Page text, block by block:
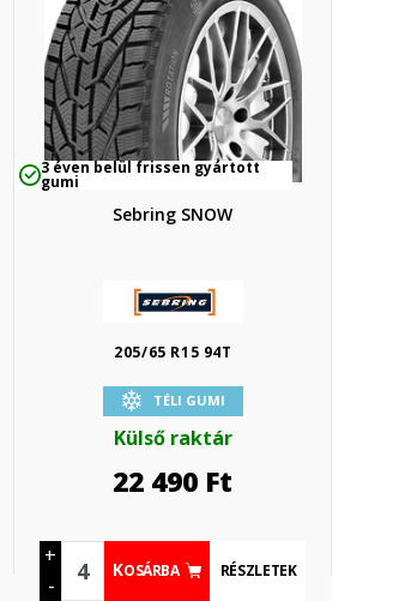
3 éven belül frissen gyártott
gumi
Sebring SNOW
205/65 R15 94T
TÉLI GUMI
Külső raktár
22 490 Ft
+
-
KOSÁRBA RÉSZLETEK